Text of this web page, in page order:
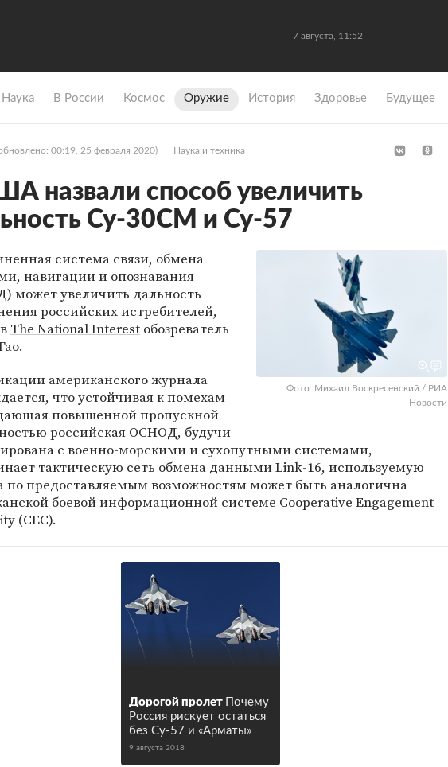
7 августа, 11:52
Наука В России Космос Оружие История Здоровье Будущее
00:19, 25 февраля 2020) Наука и техника
назвали способ увеличить
Су-30СМ и Су-57
Фото: Михаил Воскресенский / РИА
Новости
система связи, обмена
навигации и опознавания
может увеличить дальность
российских истребителей,
The National Interest обозреватель
американского журнала
что устойчивая к помехам
повышенной пропускной
российская ОСНОД, будучи
с военно-морскими и сухопутными системами,
тактическую сеть обмена данными Link-16, используемую
по предоставляемым возможностям может быть аналогична
боевой информационной системе Cooperative Engagement
(CEC).
Дорогой пролет
Почему
Россия рискует остаться
без Су-57 и «Арматы»
9 августа 2018